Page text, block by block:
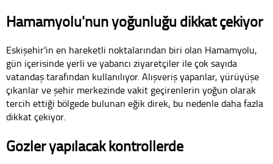
Hamamyolu'nun yoğunluğu dikkat çekiyor
Eskişehir'in en hareketli noktalarından biri olan Hamamyolu,
gün içerisinde yerli ve yabancı ziyaretçiler ile çok sayıda
vatandaş tarafından kullanılıyor. Alışveriş yapanlar, yürüyüşe
çıkanlar ve şehir merkezinde vakit geçirenlerin yoğun olarak
tercih ettiği bölgede bulunan eğik direk, bu nedenle daha fazla
dikkat çekiyor.
Gözler yapılacak kontrollerde